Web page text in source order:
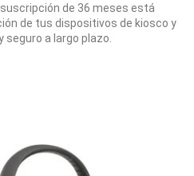
de 36 meses está
de tus dispositivos de kiosco y
a largo plazo.